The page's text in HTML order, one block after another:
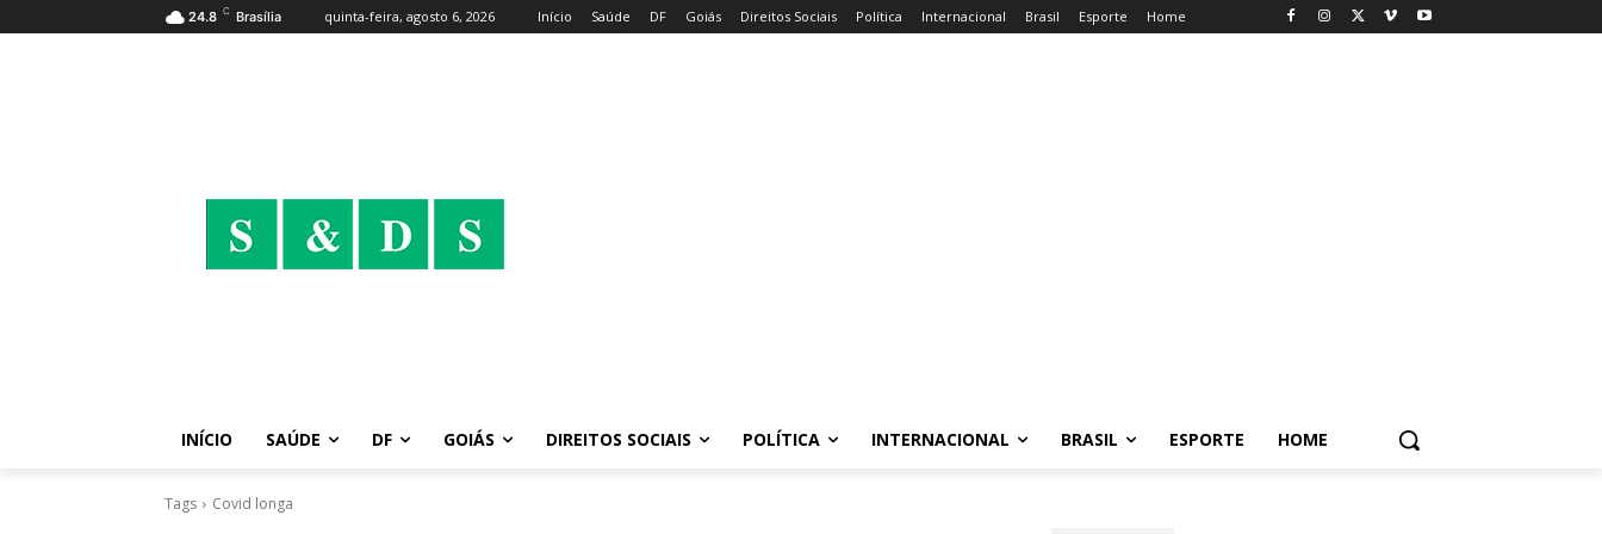
24.8 C Brasília quinta-feira, agosto 6, 2026 Início Saúde DF Goiás Direitos Sociais Política Internacional Brasil Esporte Home
INÍCIO SAÚDE DF GOIÁS DIREITOS SOCIAIS POLÍTICA INTERNACIONAL BRASIL ESPORTE HOME
Tags Covid longa